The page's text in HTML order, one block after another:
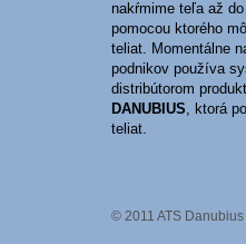
nakŕmime teľa až
pomocou ktorého
teliat. Momentálne
podnikov používa
distribútorom
DANUBIUS, ktorá
teliat.
© 2011 ATS Danubius